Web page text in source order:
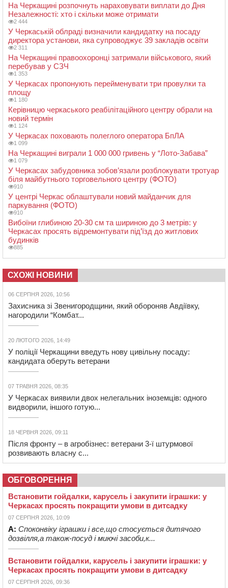
На Черкащині розпочнуть нараховувати виплати до Дня
Незалежності: хто і скільки може отримати
2 444
У Черкаській облраді визначили кандидатку на посаду
директора установи, яка супроводжує 39 закладів освіти
2 311
На Черкащині правоохоронці затримали військового, який
перебував у СЗЧ
1 353
У Черкасах пропонують перейменувати три провулки та
площу
1 180
Керівницю черкаського реабілітаційного центру обрали на
новий термін
1 124
У Черкасах поховають полеглого оператора БпЛА
1 099
На Черкащині виграли 1 000 000 гривень у “Лото-Забава”
1 079
У Черкасах забудовника зобов’язали розблокувати тротуар
біля майбутнього торговельного центру (ФОТО)
910
У центрі Черкас облаштували новий майданчик для
паркування (ФОТО)
910
Вибоїни глибиною 20-30 см та шириною до 3 метрів: у
Черкасах просять відремонтувати під’їзд до житлових
будинків
885
СХОЖІ НОВИНИ
06 СЕРПНЯ 2026, 10:56
Захисника зі Звенигородщини, який обороняв Авдіївку,
нагородили “Комбат...
20 ЛЮТОГО 2026, 14:49
У поліції Черкащини введуть нову цивільну посаду:
кандидата оберуть ветерани
07 ТРАВНЯ 2026, 08:35
У Черкасах виявили двох нелегальних іноземців: одного
видворили, іншого готую...
18 ЧЕРВНЯ 2026, 09:11
Після фронту – в агробізнес: ветерани 3-ї штурмової
розвивають власну с...
ОБГОВОРЕННЯ
Встановити гойдалки, карусель і закупити іграшки: у
Черкасах просять покращити умови в дитсадку
07 СЕРПНЯ 2026, 10:09
А: Споконвіку іграшки і все,що стосується дитячого
дозвілля,а також-посуд і миючі засоби,к...
Встановити гойдалки, карусель і закупити іграшки: у
Черкасах просять покращити умови в дитсадку
07 СЕРПНЯ 2026, 09:36